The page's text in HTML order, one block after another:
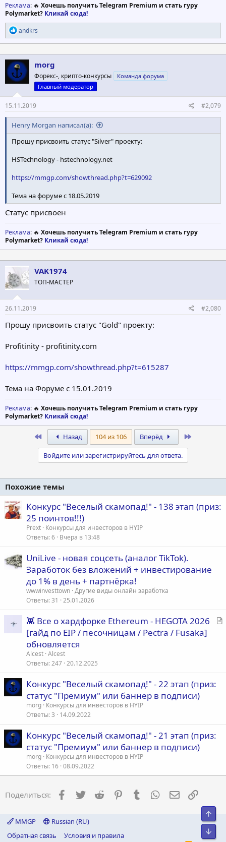
Реклама: 🔥 Хочешь получить Telegram Premium и стать гуру
Polymarket? Кликай сюда!
Р
е
а
к
ц
и
и
:
andkrs
morg
Форекс-, крипто-конкурсы
Команда форума
Главный модератор
15.11.2019 #2,079
Henry Morgan написал(а):
Прошу присвоить статус "Silver" проекту:
HSTechnology - hstechnology.net
https://mmgp.com/showthread.php?t=629092
Тема на форуме с 18.05.2019
Статус присвоен
Реклама: 🔥 Хочешь получить Telegram Premium и стать гуру
Polymarket? Кликай сюда!
VAK1974
ТОП-МАСТЕР
26.11.2019 #2,080
Прошу присвоить статус "Gold" проекту:
Profitinity - profitinity.com
https://mmgp.com/showthread.php?t=615287
Тема на Форуме с 15.01.2019
Реклама: 🔥 Хочешь получить Telegram Premium и стать гуру
Polymarket? Кликай сюда!
Назад 104 из 106 Вперёд
Войдите или зарегистрируйтесь для ответа.
Похожие темы
Конкурс "Веселый скамопад!" - 138 этап (приз:
25 поинтов!!!)
Prext Конкурсы для инвесторов в HYIP
Ответы 6 Вчера в 13:48
UniLive - новая соцсеть (аналог TikTok).
Заработок без вложений + инвестирование
до 1% в день + партнёрка!
wwwinvesttown Другие виды онлайн заработка
Ответы 31 25.01.2026
С
👾 Все о хардфорке Ethereum - HEGOTA 2026
[гайд по EIP / песочницам / Pectra / Fusaka]
обновляется
Alcest Alcest
Ответы 247 20.12.2025
Конкурс "Веселый скамопад!" - 22 этап (приз:
статус "Премиум" или баннер в подписи)
morg Конкурсы для инвесторов в HYIP
Ответы 3 14.09.2022
Конкурс "Веселый скамопад!" - 21 этап (приз:
статус "Премиум" или баннер в подписи)
morg Конкурсы для инвесторов в HYIP
Ответы 16 08.09.2022
Поделиться: Facebook
Twitter Reddit PinterestTumblr WhatsApp
MMGP
Russian (RU)
Обратная связь
Условия и правила